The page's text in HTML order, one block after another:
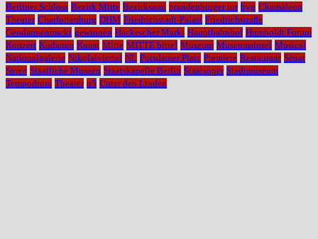
Berliner Schloss Bezirk Mitte Bezirksamt brandenburger tor bvg Chamäleon
Theater Charlottenburg DHM Friedrichstadt-Palast Friedrichstraße
Gendarmenmarkt gewinnen Hackescher Markt Hauptbahnhof Humboldt Forum
Konzert Kudamm Kunst Mitte MITTE bitte! Museum Museumsinsel Musical
Nationalgalerie Nikolaiviertel NL Potsdamer Platz Premiere Restaurant Senat
Spree Staatliche Museen Staatskapelle Berlin Staatsoper Stadtmuseum
Tempodrom Theater u5 Unter den Linden